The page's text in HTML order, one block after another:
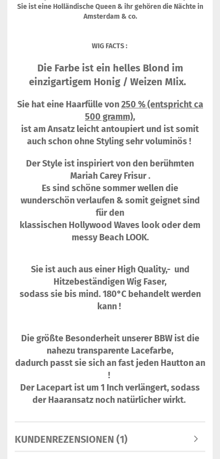
Sie ist eine Holländische Queen & ihr gehören die Nächte in
Amsterdam & co.
WIG FACTS :
Die Farbe ist ein helles Blond im
einzigartigem Honig / Weizen MIix.
Sie hat eine Haarfülle von250 % (entspricht ca
500 gramm),
ist am Ansatz leicht antoupiert und ist somit
auch schon ohne Styling sehr voluminös !
Der Style ist inspiriert von den berühmten
Mariah Carey Frisur .
Es sind schöne sommer wellen die
wunderschön verlaufen & somit geignet sind
für den
klassischen Hollywood Waves look oder dem
messy Beach LOOK.
Sie ist auch aus einer High Quality,- und
Hitzebeständigen Wig Faser,
sodass sie bis mind. 180°C behandelt werden
kann !
Die größte Besonderheit unserer BBW ist die
nahezu transparente Lacefarbe,
dadurch passt sie sich an fast jeden Hautton an
!
Der Lacepart ist um 1 Inch verlängert, sodass
der Haaransatz noch natürlicher wirkt.
KUNDENREZENSIONEN (1)